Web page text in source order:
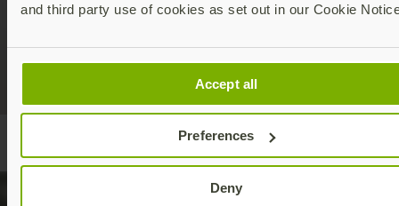
and third party use of cookies as set out in our Cookie
Accept all
Preferences
Deny
およびサプライチェーン業務
護